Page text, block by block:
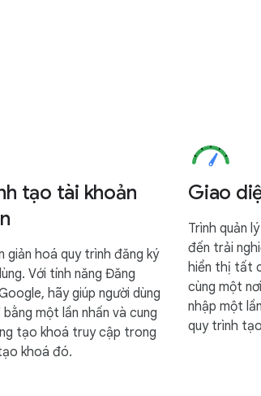
tạo tài khoản
giản hoá quy trình đăng ký
Với tính năng Đăng
hãy giúp người dùng
một lần nhấn và cung
tạo khoá truy cập trong
khoá đó.
Giao
Trình quản
đến trải
hiển thị tất
cùng một
nhập một
quy trình